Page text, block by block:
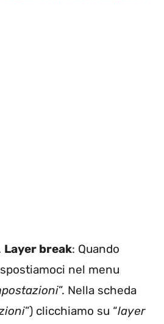
Layer break: Quando
nel menu
”. Nella scheda
”) clicchiamo su “layer